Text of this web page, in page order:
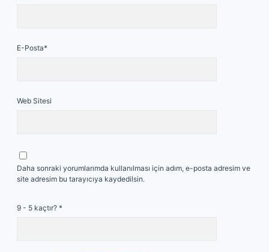
E-Posta*
Web Sitesi
Daha sonraki yorumlarımda kullanılması için adım, e-posta adresim ve
site adresim bu tarayıcıya kaydedilsin.
9 - 5 kaçtır? *